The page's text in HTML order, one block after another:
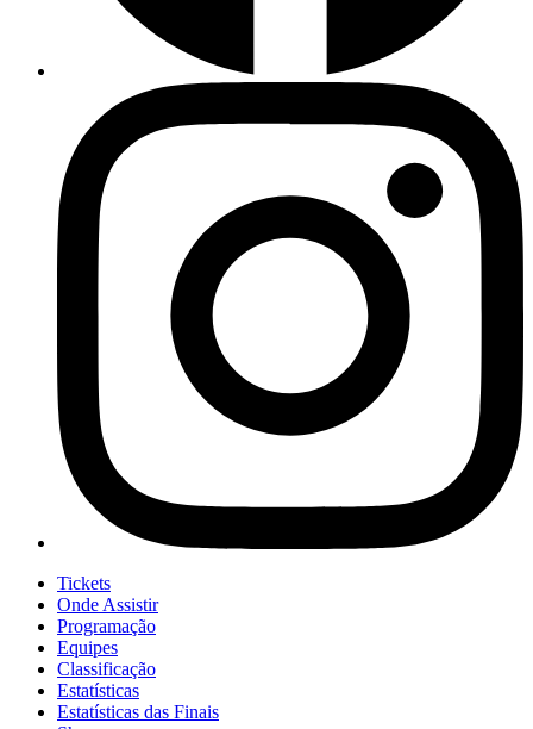
Tickets
Onde Assistir
Programação
Equipes
Classificação
Estatísticas
Estatísticas das Finais